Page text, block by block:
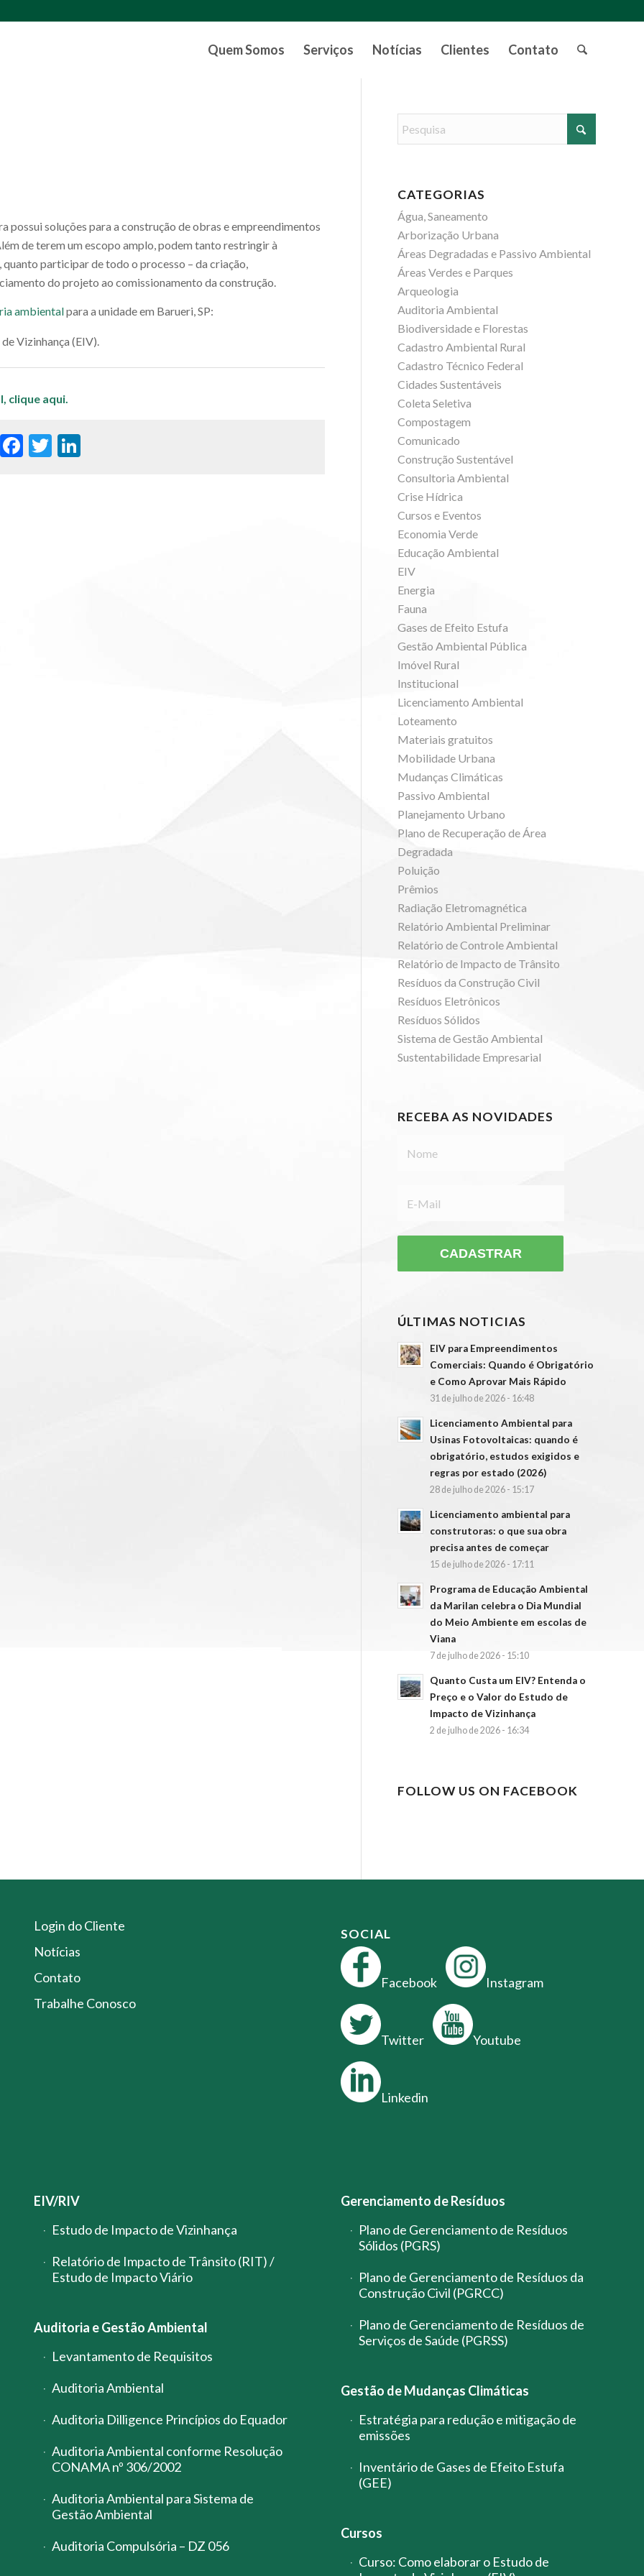
Quem Somos Serviços Notícias Clientes Contato
possui soluções para a construção de obras e empreendimentos
de terem um escopo amplo, podem tanto restringir à
participar de todo o processo – da criação,
do projeto ao comissionamento da construção.
ambientalpara a unidade em Barueri, SP:
Vizinhança (EIV).
clique aqui.
Facebook
Twitter
LinkedIn
CATEGORIAS
Água, Saneamento
Arborização Urbana
Áreas Degradadas e Passivo Ambiental
Áreas Verdes e Parques
Arqueologia
Auditoria Ambiental
Biodiversidade e Florestas
Cadastro Ambiental Rural
Cadastro Técnico Federal
Cidades Sustentáveis
Coleta Seletiva
Compostagem
Comunicado
Construção Sustentável
Consultoria Ambiental
Crise Hídrica
Cursos e Eventos
Economia Verde
Educação Ambiental
EIV
Energia
Fauna
Gases de Efeito Estufa
Gestão Ambiental Pública
Imóvel Rural
Institucional
Licenciamento Ambiental
Loteamento
Materiais gratuitos
Mobilidade Urbana
Mudanças Climáticas
Passivo Ambiental
Planejamento Urbano
Plano de Recuperação de Área
Degradada
Poluição
Prêmios
Radiação Eletromagnética
Relatório Ambiental Preliminar
Relatório de Controle Ambiental
Relatório de Impacto de Trânsito
Resíduos da Construção Civil
Resíduos Eletrônicos
Resíduos Sólidos
Sistema de Gestão Ambiental
Sustentabilidade Empresarial
RECEBA AS NOVIDADES
ÚLTIMAS NOTICIAS
EIV para Empreendimentos
Comerciais: Quando é Obrigatório
e Como Aprovar Mais Rápido
31 de julho de 2026 - 16:48
Licenciamento Ambiental para
Usinas Fotovoltaicas: quando é
obrigatório, estudos exigidos e
regras por estado (2026)
28 de julho de 2026 - 15:17
Licenciamento ambiental para
construtoras: o que sua obra
precisa antes de começar
15 de julho de 2026 - 17:11
Programa de Educação Ambiental
da Marilan celebra o Dia Mundial
do Meio Ambiente em escolas de
Viana
7 de julho de 2026 - 15:10
Quanto Custa um EIV? Entenda o
Preço e o Valor do Estudo de
Impacto de Vizinhança
2 de julho de 2026 - 16:34
FOLLOW US ON FACEBOOK
Login do Cliente
Notícias
Contato
Trabalhe Conosco
SOCIAL
Facebook Instagram
Twitter Youtube
Linkedin
EIV/RIV
Estudo de Impacto de Vizinhança
Relatório de Impacto de Trânsito (RIT) /
Estudo de Impacto Viário
Auditoria e Gestão Ambiental
Levantamento de Requisitos
Auditoria Ambiental
Auditoria Dilligence Princípios do Equador
Auditoria Ambiental conforme Resolução
CONAMA nº 306/2002
Auditoria Ambiental para Sistema de
Gestão Ambiental
Auditoria Compulsória – DZ 056
Gerenciamento de Resíduos
Plano de Gerenciamento de Resíduos
Sólidos (PGRS)
Plano de Gerenciamento de Resíduos da
Construção Civil (PGRCC)
Plano de Gerenciamento de Resíduos de
Serviços de Saúde (PGRSS)
Gestão de Mudanças Climáticas
Estratégia para redução e mitigação de
emissões
Inventário de Gases de Efeito Estufa
(GEE)
Cursos
Curso: Como elaborar o Estudo de